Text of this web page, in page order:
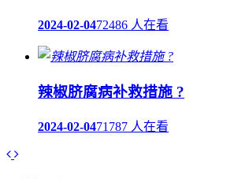
2024-02-0472486 人在看
辣椒脐腐病补救措施 ?
2024-02-0471787 人在看